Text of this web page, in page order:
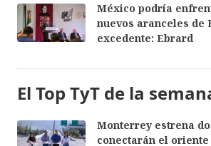
México podría
nuevos aranceles de
excedente: Ebrard
El Top TyT de la
Monterrey estrena
conectarán el